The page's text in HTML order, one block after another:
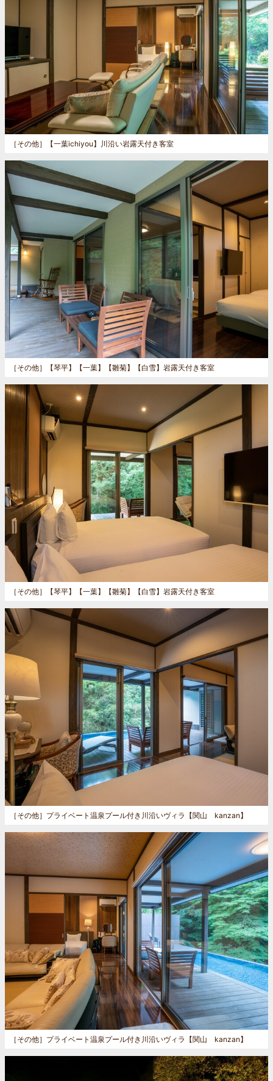
［その他］ 【一葉ichiyou】川沿い岩露天付き客室
［その他］ 【琴平】【一葉】【雛菊】【白雪】岩露天付き客室
［その他］ 【琴平】【一葉】【雛菊】【白雪】岩露天付き客室
［その他］ プライベート温泉プール付き川沿いヴィラ【関山 kanzan】
［その他］ プライベート温泉プール付き川沿いヴィラ【関山 kanzan】